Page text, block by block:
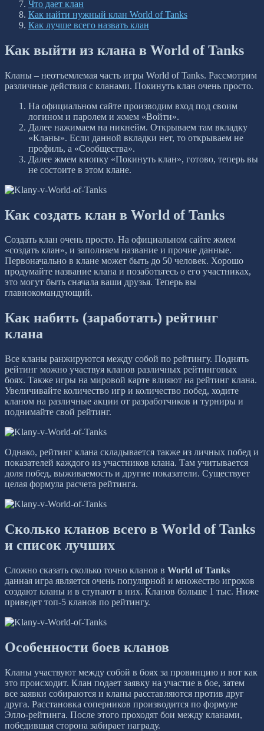
Что дает клан
Как найти нужный клан World of Tanks
Как лучше всего назвать клан
Как выйти из клана в World of Tanks
Кланы – неотъемлемая часть игры World of Tanks. Рассмотрим
различные действия с кланами. Покинуть клан очень просто.
На официальном сайте производим вход под своим
логином и паролем и жмем «Войти».
Далее нажимаем на никнейм. Открываем там вкладку
«Кланы». Если данной вкладки нет, то открываем не
профиль, а «Сообщества».
Далее жмем кнопку «Покинуть клан», готово, теперь вы
не состоите в этом клане.
Как создать клан в World of Tanks
Создать клан очень просто. На официальном сайте жмем
«создать клан», и заполняем название и прочие данные.
Первоначально в клане может быть до 50 человек. Хорошо
продумайте название клана и позаботьтесь о его участниках,
это могут быть сначала ваши друзья. Теперь вы
главнокомандующий.
Как набить (заработать) рейтинг
клана
Все кланы ранжируются между собой по рейтингу. Поднять
рейтинг можно участвуя кланов различных рейтинговых
боях. Также игры на мировой карте влияют на рейтинг клана.
Увеличивайте количество игр и количество побед, ходите
кланом на различные акции от разработчиков и турниры и
поднимайте свой рейтинг.
Однако, рейтинг клана складывается также из личных побед и
показателей каждого из участников клана. Там учитывается
доля побед, выживаемость и другие показатели. Существует
целая формула расчета рейтинга.
Сколько кланов всего в World of Tanks
и список лучших
Сложно сказать сколько точно кланов в World of Tanks
данная игра является очень популярной и множество игроков
создают кланы и в ступают в них. Кланов больше 1 тыс. Ниже
приведет топ-5 кланов по рейтингу.
Особенности боев кланов
Кланы участвуют между собой в боях за провинцию и вот как
это происходит. Клан подает заявку на участие в бое, затем
все заявки собираются и кланы расставляются против друг
друга. Расстановка соперников производится по формуле
Элло-рейтинга. После этого проходят бои между кланами,
победившая сторона забирает награду.